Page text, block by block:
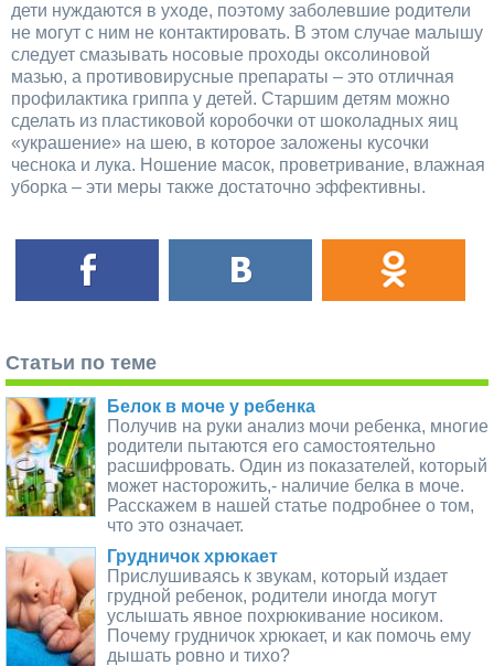
дети нуждаются в уходе, поэтому заболевшие родители
не могут с ним не контактировать. В этом случае малышу
следует смазывать носовые проходы оксолиновой
мазью, а противовирусные препараты – это отличная
профилактика гриппа у детей. Старшим детям можно
сделать из пластиковой коробочки от шоколадных яиц
«украшение» на шею, в которое заложены кусочки
чеснока и лука. Ношение масок, проветривание, влажная
уборка – эти меры также достаточно эффективны.
Статьи по теме
Белок в моче у ребенка
Получив на руки анализ мочи ребенка, многие
родители пытаются его самостоятельно
расшифровать. Один из показателей, который
может насторожить,- наличие белка в моче.
Расскажем в нашей статье подробнее о том,
что это означает.
Грудничок хрюкает
Прислушиваясь к звукам, который издает
грудной ребенок, родители иногда могут
услышать явное похрюкивание носиком.
Почему грудничок хрюкает, и как помочь ему
дышать ровно и тихо?